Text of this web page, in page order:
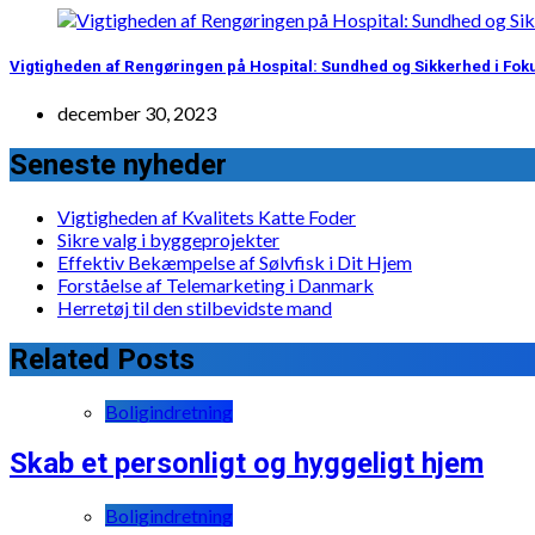
Vigtigheden af Rengøringen på Hospital: Sundhed og Sikkerhed i
december 30, 2023
Seneste nyheder
Vigtigheden af Kvalitets Katte Foder
Sikre valg i byggeprojekter
Effektiv Bekæmpelse af Sølvfisk i Dit Hjem
Forståelse af Telemarketing i Danmark
Herretøj til den stilbevidste mand
Related Posts
Boligindretning
Skab et personligt og hyggeligt hjem
Boligindretning